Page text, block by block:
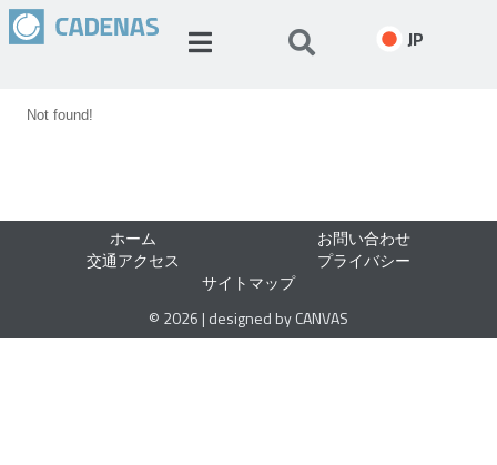
JP
Not found!
ホーム
お問い合わせ
交通アクセス
プライバシー
サイトマップ
© 2026 | designed by CANVAS